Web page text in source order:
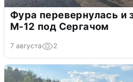
Фура перевернулась и
М-12 под Сергачом
7 августа 2